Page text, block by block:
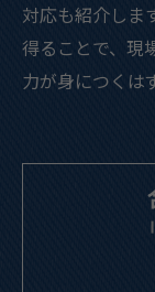
対応も紹介しま
得ることで、現
力が身につくは